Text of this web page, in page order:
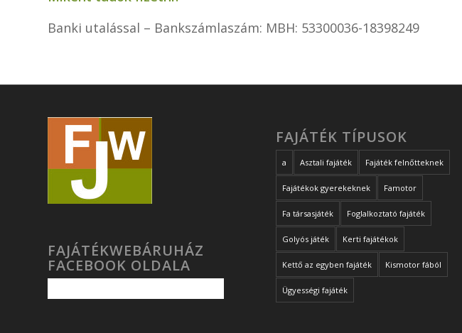
Banki utalással – Bankszámlaszám: MBH: 53300036-18398249
FAJÁTÉKWEBÁRUHÁZ
FACEBOOK OLDALA
FAJÁTÉK TÍPUSOK
a Asztali fajáték Fajáték felnőtteknek
Fajátékok gyerekeknek Famotor
Fa társasjáték Foglalkoztató fajáték
Golyós játék Kerti fajátékok
Kettő az egyben fajáték Kismotor fából
Ügyességi fajáték